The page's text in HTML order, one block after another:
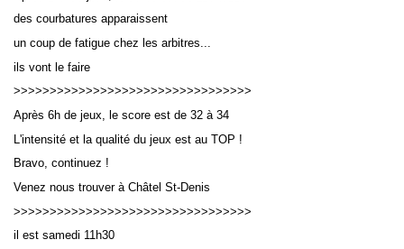
Ouverture de session
Nom d'utilisateur:
Mot de passe:
Créer un nouveau compte
Demander un nouveau mot de passe
des courbatures apparaissent
un coup de fatigue chez les arbitres...
ils vont le faire
>>>>>>>>>>>>>>>>>>>>>>>>>>>>>>>>>
Après 6h de jeux, le score est de 32 à 34
L'intensité et la qualité du jeux est au TOP !
Bravo, continuez !
Venez nous trouver à Châtel St-Denis
>>>>>>>>>>>>>>>>>>>>>>>>>>>>>>>>>
il est samedi 11h30